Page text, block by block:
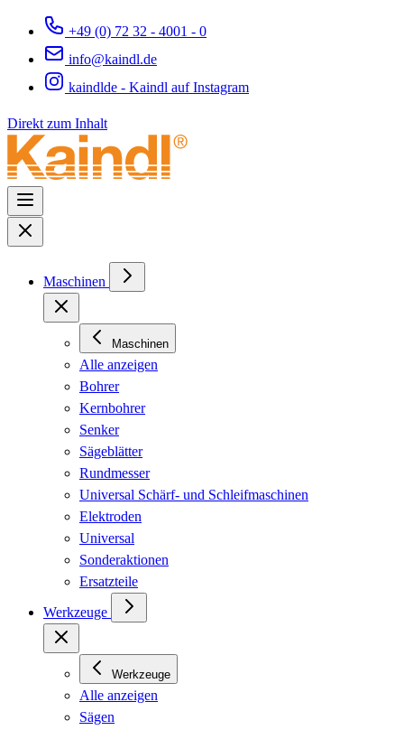
+49 (0) 72 32 - 4001 - 0
info@kaindl.de
kaindlde - Kaindl auf Instagram
Direkt zum Inhalt
Maschinen
Maschinen
Alle anzeigen
Bohrer
Kernbohrer
Senker
Sägeblätter
Rundmesser
Universal Schärf- und Schleifmaschinen
Elektroden
Universal
Sonderaktionen
Ersatzteile
Werkzeuge
Werkzeuge
Alle anzeigen
Sägen